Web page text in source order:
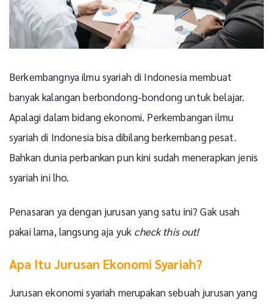
Berkembangnya ilmu syariah di Indonesia membuat
banyak kalangan berbondong-bondong untuk belajar.
Apalagi dalam bidang ekonomi. Perkembangan ilmu
syariah di Indonesia bisa dibilang berkembang pesat.
Bahkan dunia perbankan pun kini sudah menerapkan jenis
syariah ini lho.
Penasaran ya dengan jurusan yang satu ini? Gak usah
pakai lama, langsung aja yuk check this out!
Apa Itu Jurusan Ekonomi Syariah?
Jurusan ekonomi syariah merupakan sebuah jurusan yang